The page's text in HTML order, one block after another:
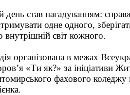
день став нагадуванням:
одне одного,
внутрішній світ кожного.
організована в межах
«Ти як?» за ініціативи
фахового коледжу